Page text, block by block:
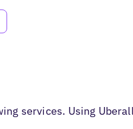
services. Using